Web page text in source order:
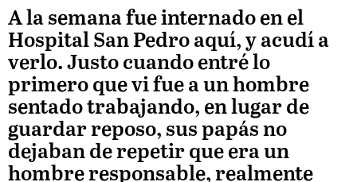
Loaded
100.00%
A la semana fue internado en el
Hospital San Pedro aquí, y acudí a
verlo. Justo cuando entré lo
primero que vi fue a un hombre
sentado trabajando, en lugar de
guardar reposo, sus papás no
dejaban de repetir que era un
hombre responsable, realmente